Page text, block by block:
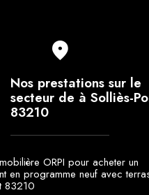
Nos prestations sur le
secteur de à Solliès-
83210
ORPI pour acheter un
en programme neuf avec
83210